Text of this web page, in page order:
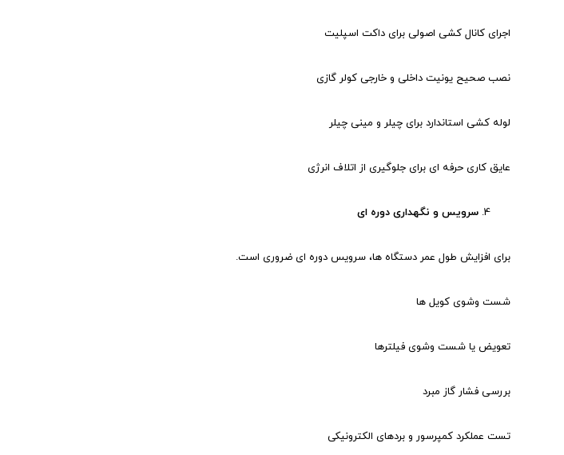
اجرای کانال کشی اصولی برای داکت اسپلیت
نصب صحیح یونیت داخلی و خارجی کولر گازی
لوله کشی استاندارد برای چیلر و مینی چیلر
عایق کاری حرفه ای برای جلوگیری از اتلاف انرژی
سرویس و نگهداری دوره ای
برای افزایش طول عمر دستگاه ها، سرویس دوره ای ضروری است.
شست وشوی کویل ها
تعویض یا شست وشوی فیلترها
بررسی فشار گاز مبرد
تست عملکرد کمپرسور و بردهای الکترونیکی